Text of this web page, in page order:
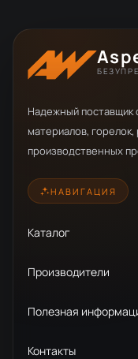
Надежный поставщик
материалов,
производственных
НАВИГАЦИЯ
Каталог
Производители
Полезная
Контакты